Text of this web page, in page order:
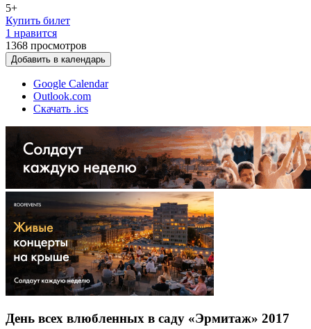
5+
Купить билет
1 нравится
1368 просмотров
Добавить в календарь
Google Calendar
Outlook.com
Скачать .ics
День всех влюбленных в саду «Эрмитаж» 2017